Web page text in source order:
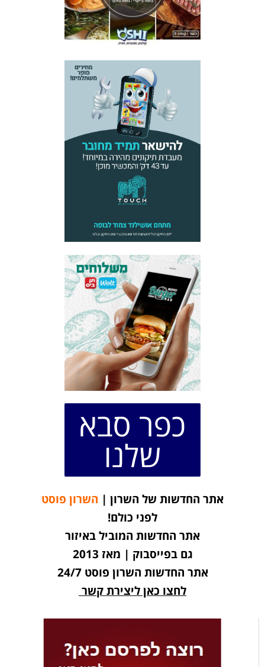
כפר סבא
שלנו
אתר החדשות של השרון | השרון פוסט
לפני כולם!
אתר החדשות המוביל באיזור
גם בפייסבוק | מאז 2013
אתר החדשות השרון פוסט 24/7
לחצו כאן ליצירת קשר